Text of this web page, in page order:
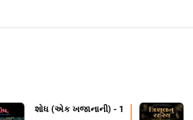
શોધ (એક ખજાનાની) - 1